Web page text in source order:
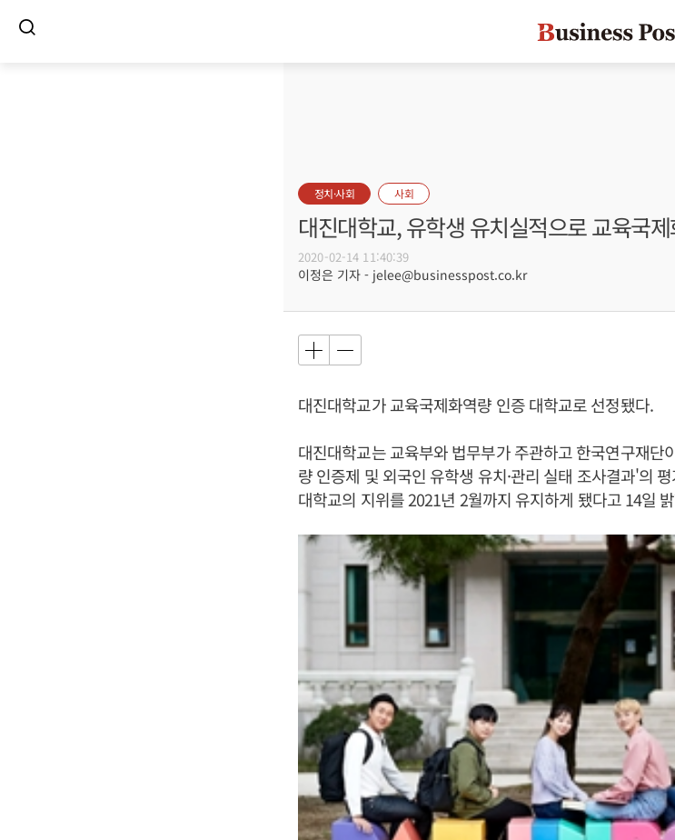
정치·사회 사회
대진대학교, 유학생 유치실적으로 교육국
2020-02-14 11:40:39
이정은 기자 - jelee@businesspost.co.kr
대진대학교가 교육국제화역량 인증 대학교로 선정됐다.
대진대학교는 교육부와 법무부가 주관하고 한국연구재단
량 인증제 및 외국인 유학생 유치·관리 실태 조사결과'의
대학교의 지위를 2021년 2월까지 유지하게 됐다고 14일